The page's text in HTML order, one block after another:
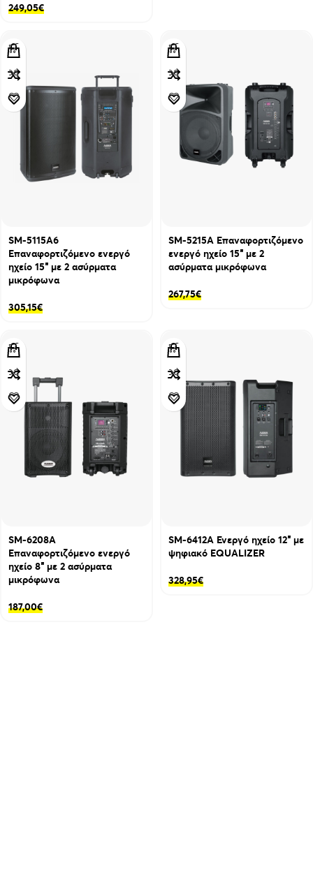
249,05€
SM-5115A6
Επαναφορτιζόμενο ενεργό
ηχείο 15″ με 2 ασύρματα
μικρόφωνα
305,15€
SM-5215A Επαναφορτιζόμενο
ενεργό ηχείο 15″ με 2
ασύρματα μικρόφωνα
267,75€
SM-6208Α
Επαναφορτιζόμενο ενεργό
ηχείο 8″ με 2 ασύρματα
μικρόφωνα
187,00€
SM-6412Α Ενεργό ηχείο 12″ με
ψηφιακό EQUALIZER
328,95€